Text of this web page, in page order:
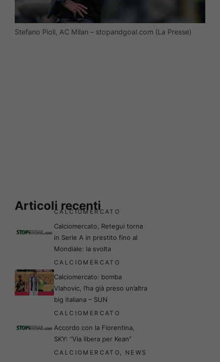
Stefano Pioli, AC Milan – stopandgoal.com (La Presse)
Articoli recenti
CALCIOMERCATO
Calciomercato, Retegui torna
in Serie A in prestito fino al
Mondiale: la svolta
CALCIOMERCATO
Calciomercato: bomba
Vlahovic, l’ha già preso un’altra
big italiana – SUN
CALCIOMERCATO
Accordo con la Fiorentina,
SKY: “Via libera per Kean”
CALCIOMERCATO NEWS